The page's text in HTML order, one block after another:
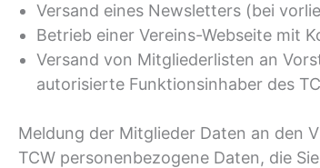
Versand eines Newsletters (bei
Betrieb einer Vereins-Webseite mit
Versand von Mitgliederlisten an
autorisierte Funktionsinhaber des
Meldung der Mitglieder Daten an den
TCW personenbezogene Daten, die